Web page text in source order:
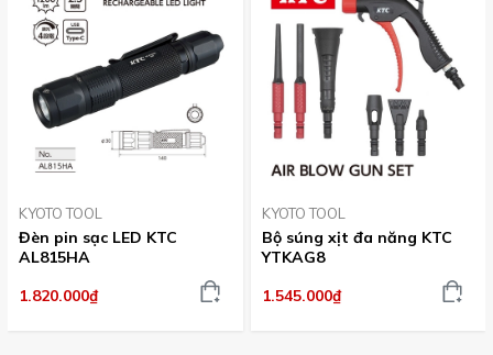
KYOTO TOOL
Đèn pin sạc LED KTC
AL815HA
1.820.000₫
KYOTO TOOL
Bộ súng xịt đa năng KTC
YTKAG8
1.545.000₫